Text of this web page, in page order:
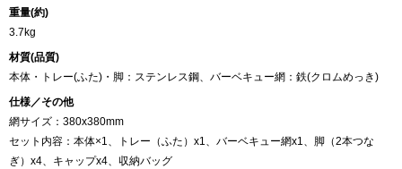
重量(約)
3.7kg
材質(品質)
本体・トレー(ふた)・脚：ステンレス鋼、バーベキュー網：鉄(クロムめっき)
仕様／その他
網サイズ：380x380mm
セット内容：本体×1、トレー（ふた）x1、バーベキュー網x1、脚（2本つな
ぎ）x4、キャップx4、収納バッグ